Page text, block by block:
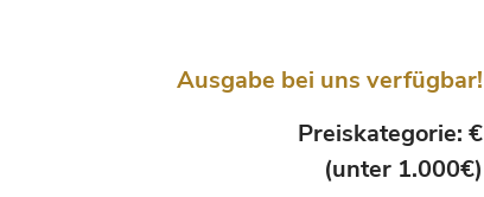
Ausgabe bei uns verfügbar!
Preiskategorie: €
(unter 1.000€)